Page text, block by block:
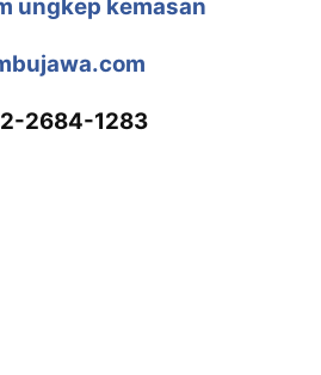
ungkep kemasan
2684-1283